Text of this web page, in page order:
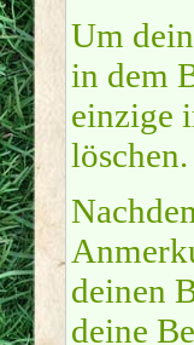
Um
in dem
einzige
löschen.
deinen
deine